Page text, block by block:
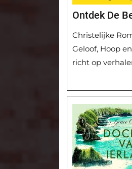
Ontdek De
Christelijke
Geloof, Hoop
richt op